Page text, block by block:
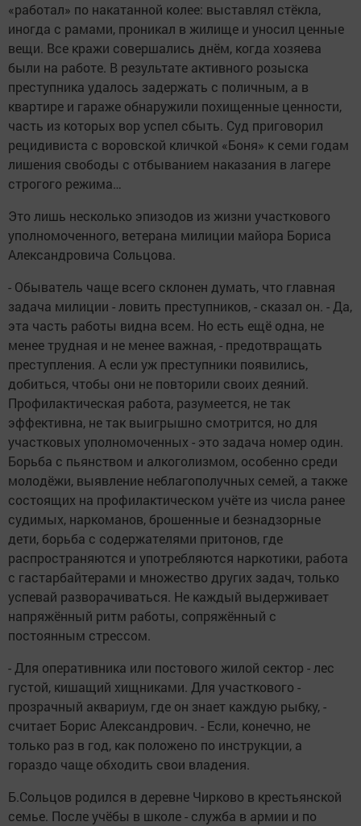
«работал» по накатанной колее: выставлял стёкла,
иногда с рамами, проникал в жилище и уносил ценные
вещи. Все кражи совершались днём, когда хозяева
были на работе. В результате активного розыска
преступника удалось задержать с поличным, а в
квартире и гараже обнаружили похищенные ценности,
часть из которых вор успел сбыть. Суд приговорил
рецидивиста с воровской кличкой «Боня» к семи годам
лишения свободы с отбыванием наказания в лагере
строгого режима…
Это лишь несколько эпизодов из жизни участкового
уполномоченного, ветерана милиции майора Бориса
Александровича Сольцова.
- Обыватель чаще всего склонен думать, что главная
задача милиции - ловить преступников, - сказал он. - Да,
эта часть работы видна всем. Но есть ещё одна, не
менее трудная и не менее важная, - предотвращать
преступления. А если уж преступники появились,
добиться, чтобы они не повторили своих деяний.
Профилактическая работа, разумеется, не так
эффективна, не так выигрышно смотрится, но для
участковых уполномоченных - это задача номер один.
Борьба с пьянством и алкоголизмом, особенно среди
молодёжи, выявление неблагополучных семей, а также
состоящих на профилактическом учёте из числа ранее
судимых, наркоманов, брошенные и безнадзорные
дети, борьба с содержателями притонов, где
распространяются и употребляются наркотики, работа
с гастарбайтерами и множество других задач, только
успевай разворачиваться. Не каждый выдерживает
напряжённый ритм работы, сопряжённый с
постоянным стрессом.
- Для оперативника или постового жилой сектор - лес
густой, кишащий хищниками. Для участкового -
прозрачный аквариум, где он знает каждую рыбку, -
считает Борис Александрович. - Если, конечно, не
только раз в год, как положено по инструкции, а
гораздо чаще обходить свои владения.
Б.Сольцов родился в деревне Чирково в крестьянской
семье. После учёбы в школе - служба в армии и по